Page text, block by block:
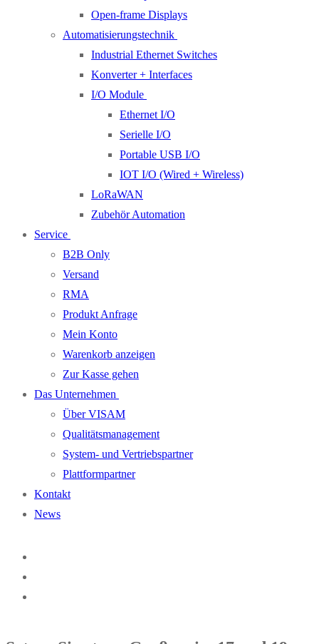
Open-frame Displays
Automatisierungstechnik
Industrial Ethernet Switches
Konverter + Interfaces
I/O Module
Ethernet I/O
Serielle I/O
Portable USB I/O
IOT I/O (Wired + Wireless)
LoRaWAN
Zubehör Automation
Service
B2B Only
Versand
RMA
Produkt Anfrage
Mein Konto
Warenkorb anzeigen
Zur Kasse gehen
Das Unternehmen
Über VISAM
Qualitätsmanagement
System- und Vertriebspartner
Plattformpartner
Kontakt
News